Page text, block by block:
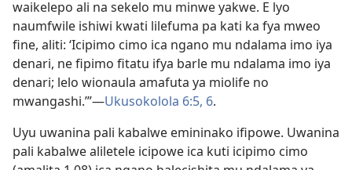
waikelepo ali na sekelo mu minwe yakwe. E lyo
naumfwile ishiwi kwati lilefuma pa kati ka fya mweo
fine, aliti: ‘Icipimo cimo ica ngano mu ndalama imo iya
denari, ne fipimo fitatu ifya barle mu ndalama imo iya
denari; lelo wionaula amafuta ya miolife no
mwangashi.’”—Ukusokolola 6:5, 6.
Uyu uwanina pali kabalwe emininako ifipowe. Uwanina
pali kabalwe aliletele icipowe ica kuti icipimo cimo